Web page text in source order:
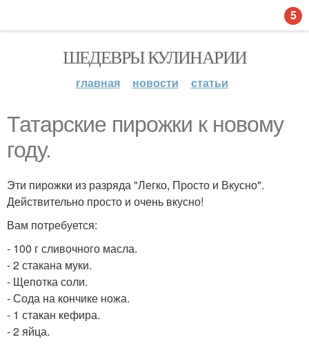
ШЕДЕВРЫ КУЛИНАРИИ
главная новости статьи
Татарские пирожки к новому
году.
Эти пирожки из разряда "Легко, Просто и Вкусно".
Действительно просто и очень вкусно!
Вам потребуется:
- 100 г сливочного масла.
- 2 стакана муки.
- Щепотка соли.
- Сода на кончике ножа.
- 1 стакан кефира.
- 2 яйца.
5